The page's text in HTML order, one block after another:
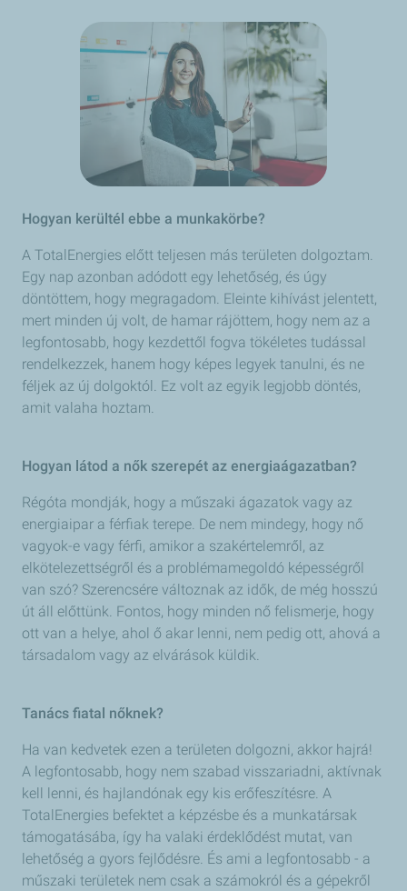
Hogyan kerültél ebbe a munkakörbe?
A TotalEnergies előtt teljesen más területen dolgoztam.
Egy nap azonban adódott egy lehetőség, és úgy
döntöttem, hogy megragadom. Eleinte kihívást jelentett,
mert minden új volt, de hamar rájöttem, hogy nem az a
legfontosabb, hogy kezdettől fogva tökéletes tudással
rendelkezzek, hanem hogy képes legyek tanulni, és ne
féljek az új dolgoktól. Ez volt az egyik legjobb döntés,
amit valaha hoztam.
Hogyan látod a nők szerepét az energiaágazatban?
Régóta mondják, hogy a műszaki ágazatok vagy az
energiaipar a férfiak terepe. De nem mindegy, hogy nő
vagyok-e vagy férfi, amikor a szakértelemről, az
elkötelezettségről és a problémamegoldó képességről
van szó? Szerencsére változnak az idők, de még hosszú
út áll előttünk. Fontos, hogy minden nő felismerje, hogy
ott van a helye, ahol ő akar lenni, nem pedig ott, ahová a
társadalom vagy az elvárások küldik.
Tanács fiatal nőknek?
Ha van kedvetek ezen a területen dolgozni, akkor hajrá!
A legfontosabb, hogy nem szabad visszariadni, aktívnak
kell lenni, és hajlandónak egy kis erőfeszítésre. A
TotalEnergies befektet a képzésbe és a munkatársak
támogatásába, így ha valaki érdeklődést mutat, van
lehetőség a gyors fejlődésre. És ami a legfontosabb - a
műszaki területek nem csak a számokról és a gépekről